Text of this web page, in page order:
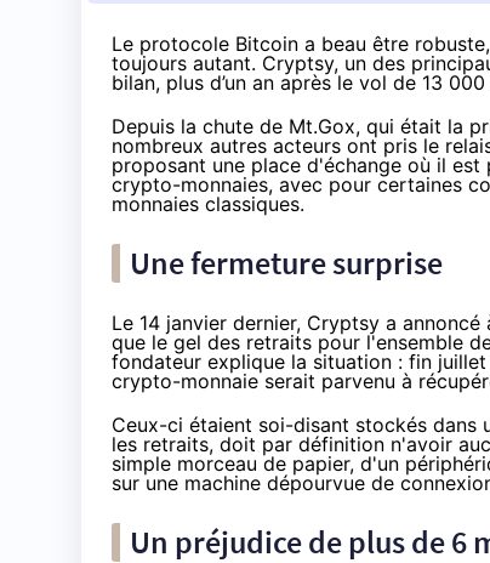
Le protocole Bitcoin a beau être
toujours autant. Cryptsy, un des
bilan, plus d’un an après le vol de 13
Depuis la chute de Mt.Gox, qui était la
nombreux autres acteurs ont pris le
proposant une place d'échange où il
crypto-monnaies, avec pour certaines
monnaies classiques.
Une fermeture surprise
Le 14 janvier dernier, Cryptsy a
que le gel des retraits pour l'ensemble
fondateur explique la situation : fin
crypto-monnaie serait parvenu à
Ceux-ci étaient soi-disant stockés
les retraits, doit par définition n'avoir
simple morceau de papier, d'un
sur une machine dépourvue de
Un préjudice de plus de 6